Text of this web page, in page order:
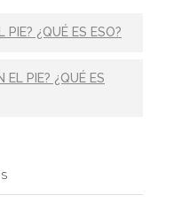
PIE? ¿QUÉ ES ESO?
EL PIE? ¿QUÉ ES